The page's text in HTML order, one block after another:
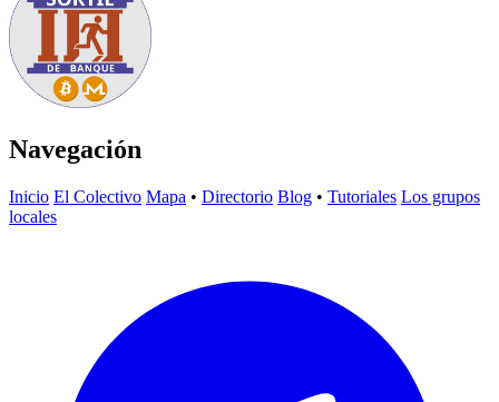
Navegación
Inicio El Colectivo Mapa • Directorio Blog • Tutoriales Los grupos
locales